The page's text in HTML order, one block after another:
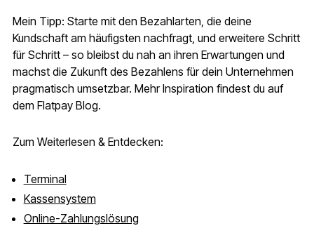
Mein Tipp: Starte mit den Bezahlarten, die deine
Kundschaft am häufigsten nachfragt, und erweitere Schritt
für Schritt – so bleibst du nah an ihren Erwartungen und
machst die Zukunft des Bezahlens für dein Unternehmen
pragmatisch umsetzbar. Mehr Inspiration findest du auf
dem Flatpay Blog.
Zum Weiterlesen & Entdecken:
Terminal
Kassensystem
Online-Zahlungslösung